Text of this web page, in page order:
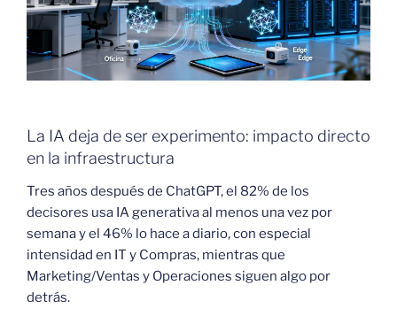
La IA deja de ser experimento: impacto directo
en la infraestructura
Tres años después de ChatGPT, el 82% de los
decisores usa IA generativa al menos una vez por
semana y el 46% lo hace a diario, con especial
intensidad en IT y Compras, mientras que
Marketing/Ventas y Operaciones siguen algo por
detrás.